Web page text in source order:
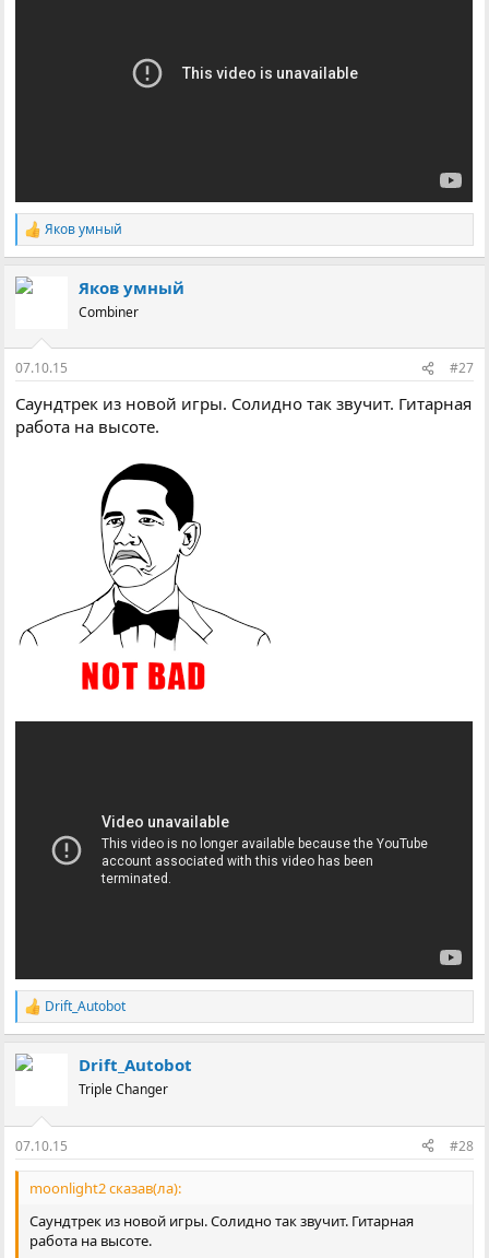
Р
е
к
:
Яков умный
Яков умный
Combiner
07.10.15 #27
Саундтрек из новой игры. Солидно так звучит. Гитарная
работа на высоте.
Р
е
к
Drift_Autobot
Drift_Autobot
Triple Changer
07.10.15 #28
moonlight2 сказав(ла):
Саундтрек из новой игры. Солидно так звучит. Гитарная
работа на высоте.